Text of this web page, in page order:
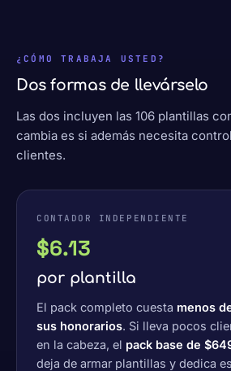
¿CÓMO TRABAJA USTED?
Dos formas de llevárselo
Las dos incluyen las 106 plantillas
cambia es si además necesita
clientes.
CONTADOR INDEPENDIENTE
$6.13
por plantilla
El pack completo cuesta menos
sus honorarios. Si lleva pocos
en la cabeza, el pack base de
deja de armar plantillas y dedica